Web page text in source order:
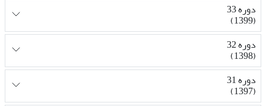
دوره 33
(1399)
دوره 32
(1398)
دوره 31
(1397)